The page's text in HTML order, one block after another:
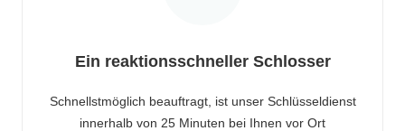
Ein reaktionsschneller Schlosser
Schnellstmöglich beauftragt, ist unser Schlüsseldienst
innerhalb von 25 Minuten bei Ihnen vor Ort